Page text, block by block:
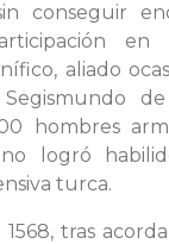
conseguir
aliado
hombres
logró
turca.
tras